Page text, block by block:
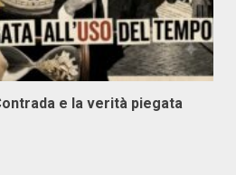
e la verità piegata